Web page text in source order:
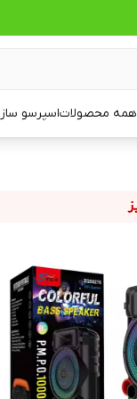
همه محصولاتاسپرسو ساز